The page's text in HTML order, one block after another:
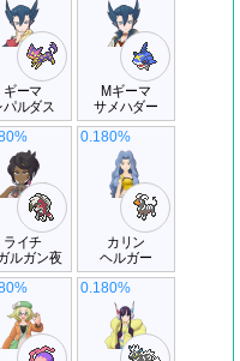
ギーマ
パルダス
Mギーマ
サメハダー
ライチ
ルガン夜
カリン
ヘルガー
0.180%
0.180%